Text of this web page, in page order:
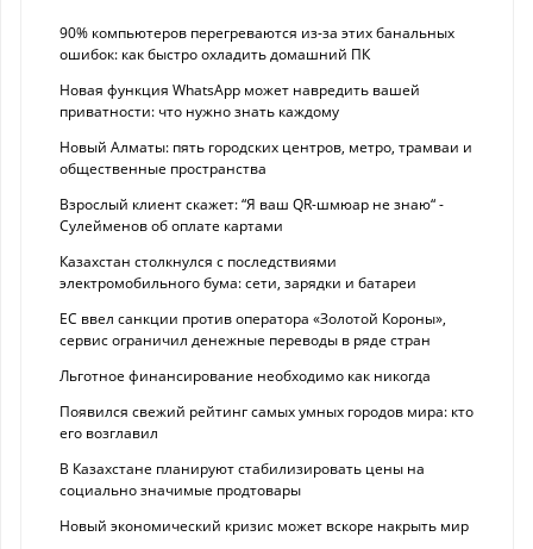
90% компьютеров перегреваются из-за этих банальных
ошибок: как быстро охладить домашний ПК
Новая функция WhatsApp может навредить вашей
приватности: что нужно знать каждому
Новый Алматы: пять городских центров, метро, трамваи и
общественные пространства
Взрослый клиент скажет: “Я ваш QR-шмюар не знаю“ -
Сулейменов об оплате картами
Казахстан столкнулся с последствиями
электромобильного бума: сети, зарядки и батареи
ЕС ввел санкции против оператора «Золотой Короны»,
сервис ограничил денежные переводы в ряде стран
Льготное финансирование необходимо как никогда
Появился свежий рейтинг самых умных городов мира: кто
его возглавил
В Казахстане планируют стабилизировать цены на
социально значимые продтовары
Новый экономический кризис может вскоре накрыть мир